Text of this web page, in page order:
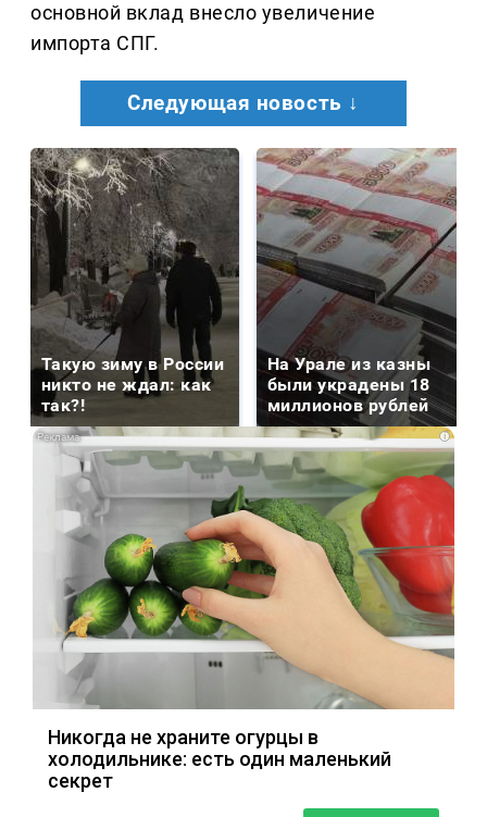
основной вклад внесло увеличение
импорта СПГ.
Следующая новость ↓
Такую зиму в России
никто не ждал: как
так?!
На Урале из казны
были украдены 18
миллионов рублей
i
Никогда не храните огурцы в
холодильнике: есть один маленький
секрет